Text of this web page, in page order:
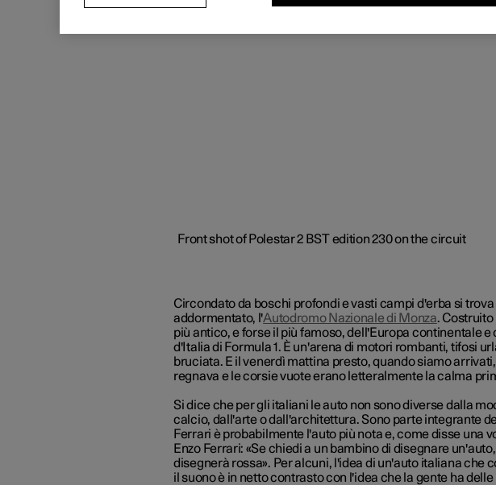
Circondato da boschi profondi e vasti campi d'erba si
addormentato, l'Autodromo Nazionale di Monza. Costruito
più antico, e forse il più famoso, dell'Europa continentale e
d'Italia di Formula 1. È un'arena di motori rombanti, tifosi
bruciata. E il venerdì mattina presto, quando siamo
regnava e le corsie vuote erano letteralmente la calma
Si dice che per gli italiani le auto non sono diverse dalla
calcio, dall'arte o dall'architettura. Sono parte integrante
Ferrari è probabilmente l'auto più nota e, come disse una
Enzo Ferrari: «Se chiedi a un bambino di disegnare
disegnerà rossa». Per alcuni, l'idea di un'auto italiana che
il suono è in netto contrasto con l'idea che la gente ha